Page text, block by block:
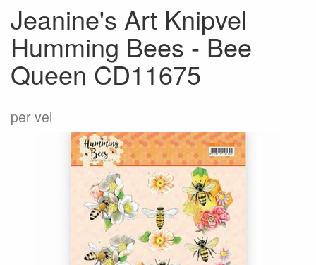
Jeanine's Art Knipvel
Humming Bees - Bee
Queen CD11675
per vel